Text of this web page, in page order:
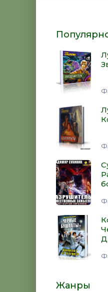
Жанры